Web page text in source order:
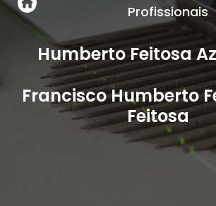
Profissionais
Humberto Feitosa
Francisco Humberto
Feitosa